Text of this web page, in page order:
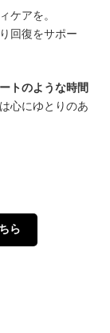
ケアを。
回復をサポー
トのような時間
心にゆとりのあ
ら